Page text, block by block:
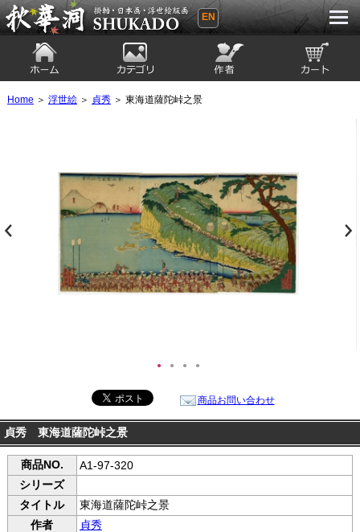
秋華洞 SHUKADO 掛軸・日本画・浮世
EN
Home ＞ 浮世絵＞ 貞秀＞ 東海道薩陀峠之景
● ● ● ●
商品お問い合わせ
貞秀 東海道薩陀峠之景
商品NO.
A1-97-320
シリーズ
タイトル
東海道薩陀峠之景
作者
貞秀